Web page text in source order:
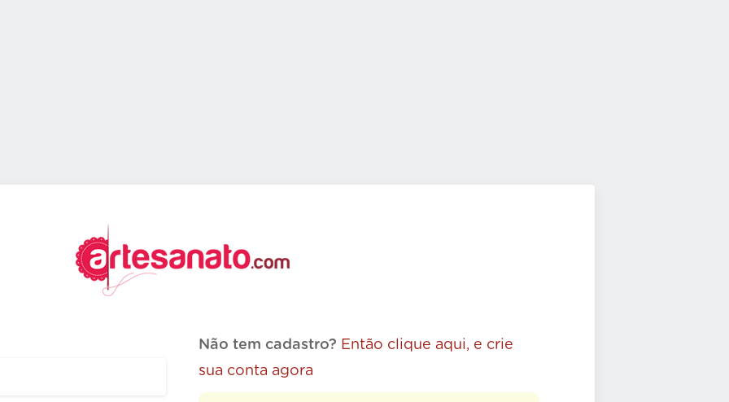
Não tem cadastro? Então clique aqui, e crie
sua conta agora